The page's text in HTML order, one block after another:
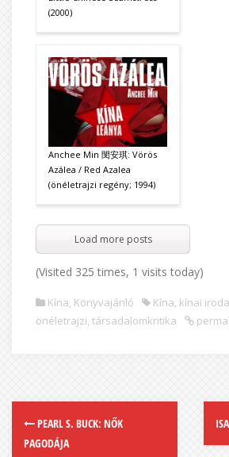
(2000)
Anchee Min 閔安琪: Vörös
Azálea / Red Azalea
(önéletrajzi regény; 1994)
Load more posts
(Visited 325 times, 1 visits today)
Kína, Könyvajánló Kína, kínai
önéletrajzi, társadalomkritika
PEARL S. BUCK: NŐK
PAGODÁJA